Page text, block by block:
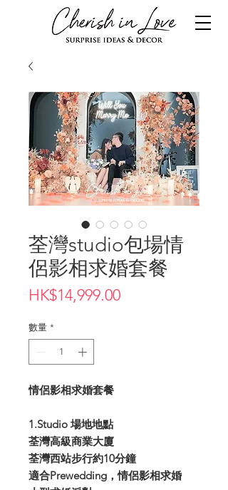
荃灣studio包場情
侶影相求婚套餐
HK$14,999.00價
數量 *
情侶影相求婚套餐
1.Studio 場地地點
荃灣高級商業大廈
荃灣西站步行約10分鐘
適合Prewedding，情侶影相求婚